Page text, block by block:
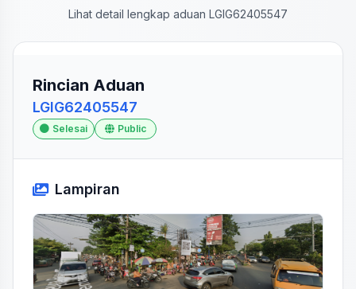
Lihat detail lengkap aduan LGIG62405547
Rincian Aduan
LGIG62405547
Selesai Public
Lampiran